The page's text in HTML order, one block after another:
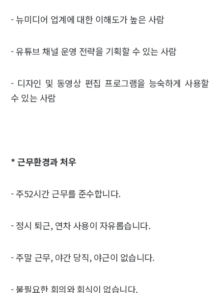
- 뉴미디어 업계에 대한 이해도가 높은 사람
- 유튜브 채널 운영 전략을 기획할 수 있는 사람
- 디자인 및 동영상 편집 프로그램을 능숙하게 사용할
수 있는 사람
* 근무환경과 처우
- 주52시간 근무를 준수합니다.
- 정시 퇴근, 연차 사용이 자유롭습니다.
- 주말 근무, 야간 당직, 야근이 없습니다.
- 불필요한 회의와 회식이 없습니다.